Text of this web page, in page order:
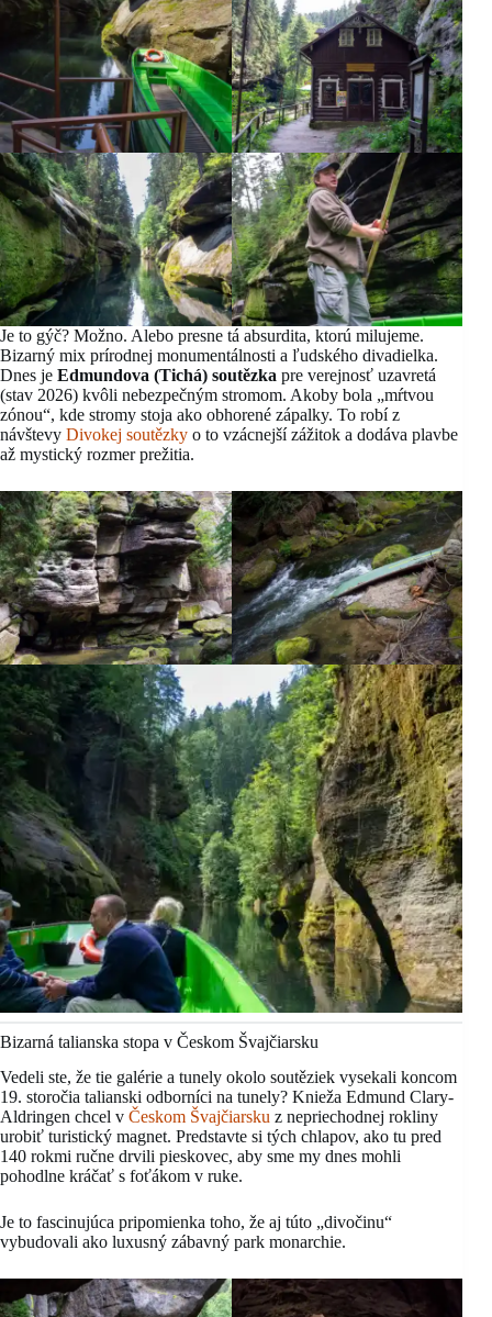
Je to gýč? Možno. Alebo presne tá absurdita, ktorú milujeme.
Bizarný mix prírodnej monumentálnosti a ľudského divadielka.
Dnes je Edmundova (Tichá) soutězka pre verejnosť uzavretá
(stav 2026) kvôli nebezpečným stromom. Akoby bola „mŕtvou
zónou“, kde stromy stoja ako obhorené zápalky. To robí z
návštevy Divokej soutězky o to vzácnejší zážitok a dodáva plavbe
až mystický rozmer prežitia.
Bizarná talianska stopa v Českom Švajčiarsku
Vedeli ste, že tie galérie a tunely okolo soutěziek vysekali koncom
19. storočia talianski odborníci na tunely? Knieža Edmund Clary-
Aldringen chcel v Českom Švajčiarsku z nepriechodnej rokliny
urobiť turistický magnet. Predstavte si tých chlapov, ako tu pred
140 rokmi ručne drvili pieskovec, aby sme my dnes mohli
pohodlne kráčať s foťákom v ruke.
Je to fascinujúca pripomienka toho, že aj túto „divočinu“
vybudovali ako luxusný zábavný park monarchie.